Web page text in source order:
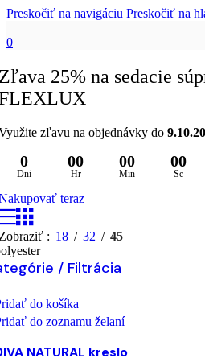
Preskočiť na navigáciu Preskočiť na
0
25% na sedacie
zľavu na objednávky do
0
Dni
00
Hr
00
Min
00
Sc
teraz
18 32
45
/ Filtrácia
do košíka
do zoznamu želaní
NATURAL kreslo